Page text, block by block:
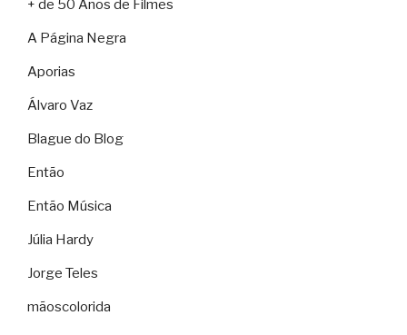
+ de 50 Anos de Filmes
A Página Negra
Aporias
Álvaro Vaz
Blague do Blog
Então
Então Música
Júlia Hardy
Jorge Teles
mãoscolorida